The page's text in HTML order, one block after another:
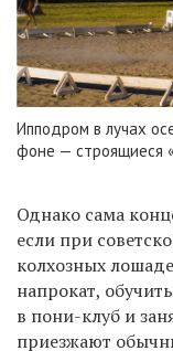
Ипподром в лучах
фоне — строящиеся
Однако сама
если при
колхозных
напрокат,
в пони-клуб и
приезжают